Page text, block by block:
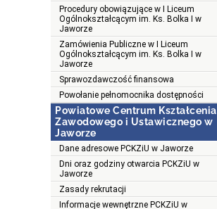
Procedury obowiązujące w I Liceum
Ogólnokształcącym im. Ks. Bolka I w
Jaworze
Zamówienia Publiczne w I Liceum
Ogólnokształcącym im. Ks. Bolka I w
Jaworze
Sprawozdawczość finansowa
Powołanie pełnomocnika dostępności
Powiatowe Centrum Kształcenia
Zawodowego i Ustawicznego w
Jaworze
Dane adresowe PCKZiU w Jaworze
Dni oraz godziny otwarcia PCKZiU w
Jaworze
Zasady rekrutacji
Informacje wewnętrzne PCKZiU w